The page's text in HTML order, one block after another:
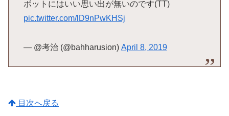
ボットにはいい思い出が無いのです(TT)
pic.twitter.com/lD9nPwKHSj
— @考治 (@bahharusion) April 8, 2019
目次へ戻る